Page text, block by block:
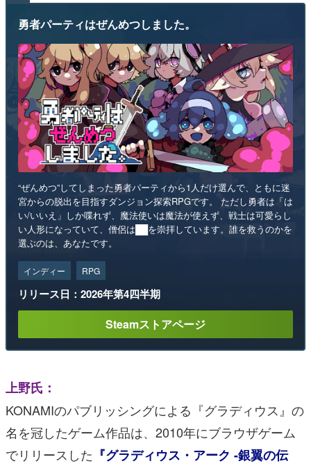
勇者パーティはぜんめつしました。
“ぜんめつ”してしまった勇者パーティから1人だけ選んで、ともに迷
宮からの脱出を目指すダンジョン探索RPGです。 ただし勇者は「は
い/いいえ」しか喋れず、魔法使いは魔法が使えず、戦士は可愛らし
い人形になっていて、僧侶は██を崇拝しています。誰を救うのかを
選ぶのは、あなたです。
インディー RPG
リリース日：2026年第4四半期
Steamストアページ
上野氏：
KONAMIのパブリッシングによる『グラディウス』の
名を冠したゲーム作品は、2010年にブラウザゲーム
でリリースした 『グラディウス・アーク -銀翼の伝